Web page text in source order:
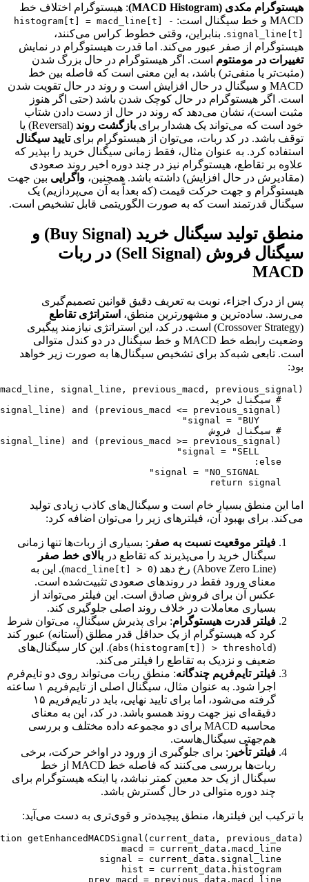
هیستوگرام مکدی (MACD Histogram)
: هیستوگرام اختلاف خط
MACD و خط سیگنال است:
histogram[t] = macd_line[t] -
signal_line[t]. بنابراین، وقتی خطوط کراس می‌کنند،
هیستوگرام از صفر عبور می‌کند. اما قدرت هیستوگرام در نمایش
تغییرات در مومنتوم است. اگر هیستوگرام در حال بزرگ شدن
(مثبت‌تر یا منفی‌تر) باشد، به این معنی است که فاصله بین خط
MACD و سیگنال در حال افزایش است و روند در حال تقویت شدن
است. اگر هیستوگرام در حال کوچک شدن باشد (حتی اگر هنوز
مثبت است)، نشان می‌دهد که روند در حال از دست دادن شتاب
خود است که می‌تواند یک هشدار برای بازگشت روند
(Reversal) یا
توقف باشد. در کد ربات، می‌توان از هیستوگرام برایتایید سیگنال
استفاده کرد. به عنوان مثال، فقط زمانی سیگنال خرید را بپذیر که
علاوه بر تقاطع، هیستوگرام نیز در چند دوره اخیر روند صعودی
(مقادیرش در حال افزایش) داشته باشد. همچنین، واگرایی بین جهت
هیستوگرام و جهت حرکت قیمت (که بعداً به آن می‌پردازیم) یک
سیگنال قدرتمند است که به صورت الگوریتمی قابل تشخیص است.
منطق تولید سیگنال خرید (Buy Signal) و
سیگنال فروش (Sell Signal) در ربات
MACD
پس از درک اجزاء، نوبت به تعریف دقیق قوانین تصمیم‌گیری
می‌رسد. ساده‌ترین و مشهورترین منطق، استراتژی تقاطع
(Crossover Strategy) است. در کد، این استراتژی نیازمند پیگیری
وضعیت رابطه خط MACD و خط سیگنال در دو کندل متوالی
است. تابعی شبه‌کد برای تشخیص سیگنال‌ها به صورت زیر خواهد
بود:
اما این منطق بسیار خام است و سیگنال‌های کاذب زیادی تولید
می‌کند. برای بهبود آن، فیلترهای زیر را می‌توان اضافه کرد:
فیلتر موقعیت نسبت به صفر : بسیاری از ربات‌ها تنها زمانی
سیگنال خرید را می‌پذیرند که تقاطع در بالای خط صفر
(Above Zero Line) رخ دهد (
macd_line[t] > 0). این به
معنای ورود فقط در روندهای صعودی تثبیت‌شده است.
عکس آن برای فروش صادق است. این فیلتر می‌تواند از
بسیاری معاملات در خلاف روند اصلی جلوگیری کند.
فیلتر قدرت هیستوگرام: برای پذیرش سیگنال، می‌توان شرط
کرد که هیستوگرام از یک حداقل قدر مطلق (آستانه) عبور کند
(
abs(histogram[t]) > threshold). این کار سیگنال‌های
ضعیف و نزدیک به تقاطع را فیلتر می‌کند.
فیلتر تایم‌فریم چندگانه: منطق ربات می‌تواند روی دو تایم‌فرم
اجرا شود. به عنوان مثال، سیگنال اصلی از تایم‌فریم ۱ ساعته
گرفته می‌شود، اما برای تایید نهایی، باید در تایم‌فریم ۱۵
دقیقه‌ای نیز جهت روند همسو باشد. در کد، این به معنای
محاسبه MACD برای دو مجموعه داده مختلف و بررسی
هم‌جهتی سیگنال‌هاست.
فیلتر تأخیر : برای جلوگیری از ورود در اواخر حرکت، برخی
ربات‌ها بررسی می‌کنند که فاصله خط MACD از خط
سیگنال از یک حد معین کمتر نباشد، یا اینکه هیستوگرام برای
چند دوره متوالی در حال گسترش باشد.
با ترکیب این فیلترها، منطق پیچیده‌تر و قوی‌تری به دست می‌آید: